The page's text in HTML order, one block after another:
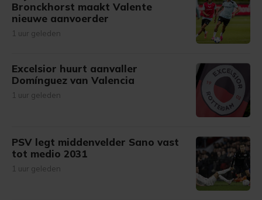
Bronckhorst maakt Valente
nieuwe aanvoerder
1 uur geleden
Excelsior huurt aanvaller
Domínguez van Valencia
1 uur geleden
PSV legt middenvelder Sano vast
tot medio 2031
1 uur geleden